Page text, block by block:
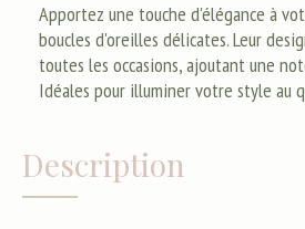
Apportez une touche d'élégance à
boucles d'oreilles délicates. Leur
toutes les occasions, ajoutant une
Idéales pour illuminer votre style au
Description